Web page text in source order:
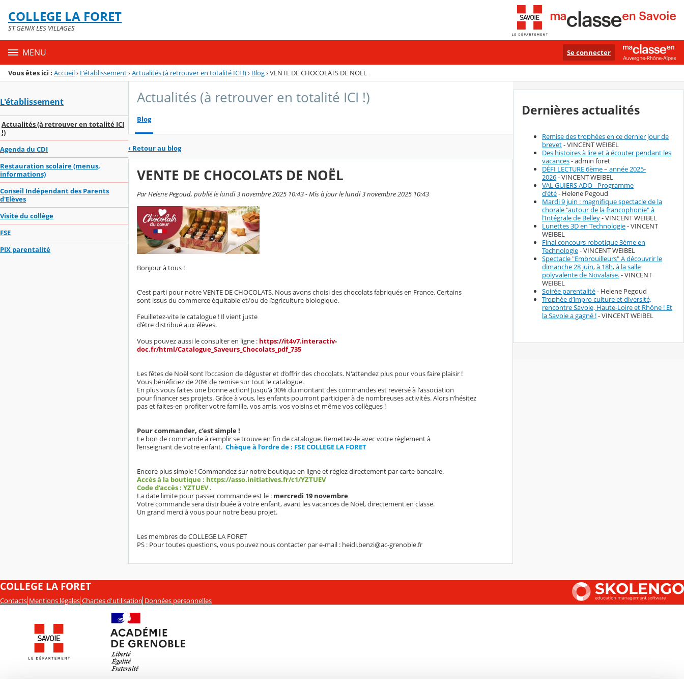
Menu de la rubrique
Contenu
COLLEGE LA FORET
ST GENIX LES VILLAGES
MENU Se connecter
Vous êtes ici : Accueil› L'établissement›Actualités (à retrouver en totalité ICI !)› Blog›VENTE DE CHOCOLATS DE NOËL
L'établissement
Actualités (à retrouver en totalité ICI
!)
Agenda du CDI
Restauration scolaire (menus,
informations)
Conseil Indépendant des Parents
d'Elèves
Visite du collège
FSE
PIX parentalité
Actualités (à retrouver en totalité ICI !)
Blog
‹ Retour au blog
VENTE DE CHOCOLATS DE NOËL
Par Helene Pegoud, publié le lundi 3 novembre 2025 10:43 - Mis à jour le lundi 3 novembre 2025 10:43
Bonjour à tous !
C'est parti pour notre VENTE DE CHOCOLATS. Nous avons choisi des chocolats fabriqués en France. Certains
sont issus du commerce équitable et/ou de l’agriculture biologique.
Feuilletez-vite le catalogue ! Il vient juste
d’être distribué aux élèves.
Vous pouvez aussi le consulter en ligne : https://it4v7.interactiv-
doc.fr/html/Catalogue_Saveurs_Chocolats_pdf_735
Les fêtes de Noël sont l’occasion de déguster et d’offrir des chocolats. N'attendez plus pour vous faire plaisir !
Vous bénéficiez de 20% de remise sur tout le catalogue.
En plus vous faites une bonne action! Jusqu'à 30% du montant des commandes est reversé à l'association
pour financer ses projets. Grâce à vous, les enfants pourront participer à de nombreuses activités. Alors n’hésitez
pas et faites-en profiter votre famille, vos amis, vos voisins et même vos collègues !
Pour commander, c’est simple !
Le bon de commande à remplir se trouve en fin de catalogue. Remettez-le avec votre règlement à
l’enseignant de votre enfant. Chèque à l’ordre de : FSE COLLEGE LA FORET
Encore plus simple ! Commandez sur notre boutique en ligne et réglez directement par carte bancaire.
Accès à la boutique : https://asso.initiatives.fr/c1/YZTUEV
Code d’accès : YZTUEV .
La date limite pour passer commande est le : mercredi 19 novembre
Votre commande sera distribuée à votre enfant, avant les vacances de Noël, directement en classe.
Un grand merci à vous pour notre beau projet.
Les membres de COLLEGE LA FORET
PS : Pour toutes questions, vous pouvez nous contacter par e-mail : heidi.benzi@ac-grenoble.fr
Dernières actualités
Remise des trophées en ce dernier jour de
brevet- VINCENT WEIBEL
Des histoires à lire et à écouter pendant les
vacances- admin foret
DÉFI LECTURE 6ème – année 2025-
2026- VINCENT WEIBEL
VAL GUIERS ADO - Programme
d'été- Helene Pegoud
Mardi 9 juin : magnifique spectacle de la
chorale "autour de la francophonie" à
l’Intégrale de Belley- VINCENT WEIBEL
Lunettes 3D en Technologie- VINCENT
WEIBEL
Final concours robotique 3ème en
Technologie- VINCENT WEIBEL
Spectacle "Embrouilleurs" A découvrir le
dimanche 28 juin, à 18h, à la salle
polyvalente de Novalaise.- VINCENT
WEIBEL
Soirée parentalité- Helene Pegoud
Trophée d’impro culture et diversité,
rencontre Savoie, Haute-Loire et Rhône ! Et
la Savoie a gagné !- VINCENT WEIBEL
COLLEGE LA FORET
Contacts Mentions légales Chartes d'utilisation Données personnelles